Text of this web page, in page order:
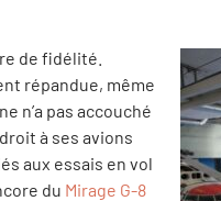
de fidélité.
répandue, même
n’a pas accouché
à ses avions
aux essais en vol
du Mirage G-8